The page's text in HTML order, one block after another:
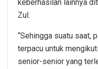
keberhasilan lainnya
Zul.
“Sehingga suatu saat,
terpacu untuk
senior-senior yang